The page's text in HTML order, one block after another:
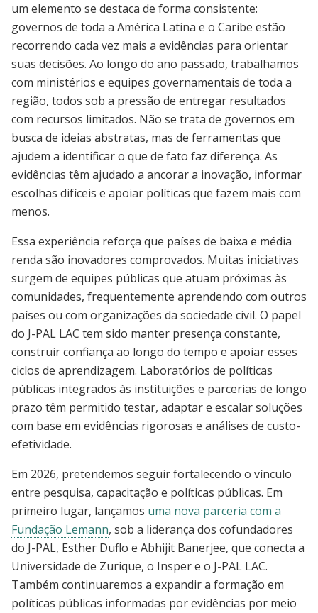
um elemento se destaca de forma consistente:
governos de toda a América Latina e o Caribe estão
recorrendo cada vez mais a evidências para orientar
suas decisões. Ao longo do ano passado, trabalhamos
com ministérios e equipes governamentais de toda a
região, todos sob a pressão de entregar resultados
com recursos limitados. Não se trata de governos em
busca de ideias abstratas, mas de ferramentas que
ajudem a identificar o que de fato faz diferença. As
evidências têm ajudado a ancorar a inovação, informar
escolhas difíceis e apoiar políticas que fazem mais com
menos.
Essa experiência reforça que países de baixa e média
renda são inovadores comprovados. Muitas iniciativas
surgem de equipes públicas que atuam próximas às
comunidades, frequentemente aprendendo com outros
países ou com organizações da sociedade civil. O papel
do J-PAL LAC tem sido manter presença constante,
construir confiança ao longo do tempo e apoiar esses
ciclos de aprendizagem. Laboratórios de políticas
públicas integrados às instituições e parcerias de longo
prazo têm permitido testar, adaptar e escalar soluções
com base em evidências rigorosas e análises de custo-
efetividade.
Em 2026, pretendemos seguir fortalecendo o vínculo
entre pesquisa, capacitação e políticas públicas. Em
primeiro lugar, lançamos uma nova parceria com a
Fundação Lemann, sob a liderança dos cofundadores
do J-PAL, Esther Duflo e Abhijit Banerjee, que conecta a
Universidade de Zurique, o Insper e o J-PAL LAC.
Também continuaremos a expandir a formação em
políticas públicas informadas por evidências por meio